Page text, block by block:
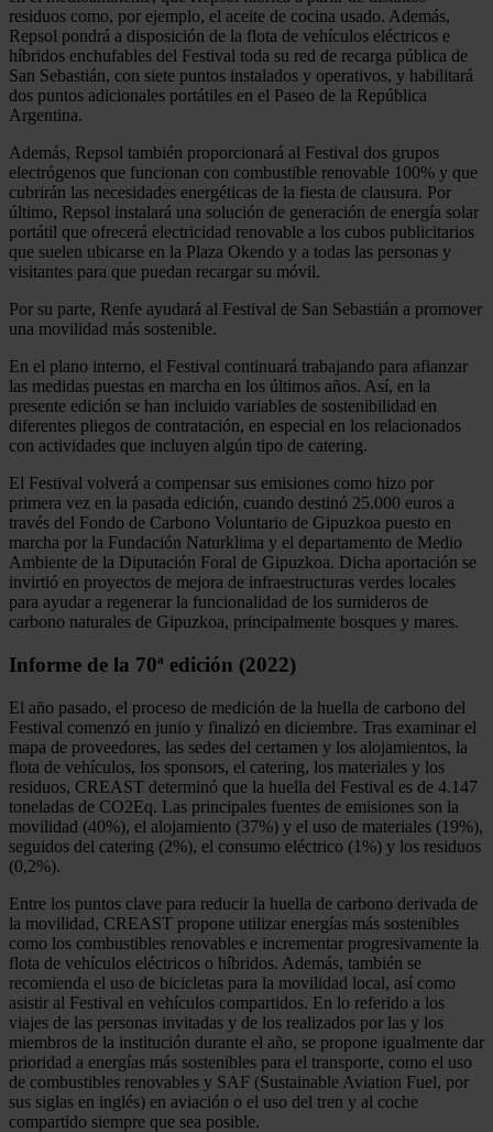
residuos como, por ejemplo, el aceite de cocina usado. Además,
Repsol pondrá a disposición de la flota de vehículos eléctricos e
híbridos enchufables del Festival toda su red de recarga pública de
San Sebastián, con siete puntos instalados y operativos, y habilitará
dos puntos adicionales portátiles en el Paseo de la República
Argentina.
Además, Repsol también proporcionará al Festival dos grupos
electrógenos que funcionan con combustible renovable 100% y que
cubrirán las necesidades energéticas de la fiesta de clausura. Por
último, Repsol instalará una solución de generación de energía solar
portátil que ofrecerá electricidad renovable a los cubos publicitarios
que suelen ubicarse en la Plaza Okendo y a todas las personas y
visitantes para que puedan recargar su móvil.
Por su parte, Renfe ayudará al Festival de San Sebastián a promover
una movilidad más sostenible.
En el plano interno, el Festival continuará trabajando para afianzar
las medidas puestas en marcha en los últimos años. Así, en la
presente edición se han incluido variables de sostenibilidad en
diferentes pliegos de contratación, en especial en los relacionados
con actividades que incluyen algún tipo de catering.
El Festival volverá a compensar sus emisiones como hizo por
primera vez en la pasada edición, cuando destinó 25.000 euros a
través del Fondo de Carbono Voluntario de Gipuzkoa puesto en
marcha por la Fundación Naturklima y el departamento de Medio
Ambiente de la Diputación Foral de Gipuzkoa. Dicha aportación se
invirtió en proyectos de mejora de infraestructuras verdes locales
para ayudar a regenerar la funcionalidad de los sumideros de
carbono naturales de Gipuzkoa, principalmente bosques y mares.
Informe de la 70ª edición (2022)
El año pasado, el proceso de medición de la huella de carbono del
Festival comenzó en junio y finalizó en diciembre. Tras examinar el
mapa de proveedores, las sedes del certamen y los alojamientos, la
flota de vehículos, los sponsors, el catering, los materiales y los
residuos, CREAST determinó que la huella del Festival es de 4.147
toneladas de CO2Eq. Las principales fuentes de emisiones son la
movilidad (40%), el alojamiento (37%) y el uso de materiales (19%),
seguidos del catering (2%), el consumo eléctrico (1%) y los residuos
(0,2%).
Entre los puntos clave para reducir la huella de carbono derivada de
la movilidad, CREAST propone utilizar energías más sostenibles
como los combustibles renovables e incrementar progresivamente la
flota de vehículos eléctricos o híbridos. Además, también se
recomienda el uso de bicicletas para la movilidad local, así como
asistir al Festival en vehículos compartidos. En lo referido a los
viajes de las personas invitadas y de los realizados por las y los
miembros de la institución durante el año, se propone igualmente dar
prioridad a energías más sostenibles para el transporte, como el uso
de combustibles renovables y SAF (Sustainable Aviation Fuel, por
sus siglas en inglés) en aviación o el uso del tren y al coche
compartido siempre que sea posible.